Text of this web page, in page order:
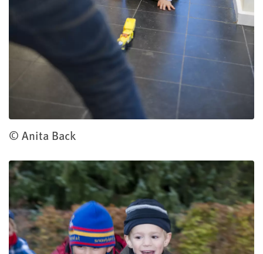
© Anita Back